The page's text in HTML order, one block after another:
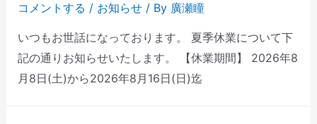
コメントする / お知らせ/ By 廣瀬瞳
いつもお世話になっております。 夏季休業について下
記の通りお知らせいたします。 【休業期間】 2026年8
月8日(土)から2026年8月16日(日)迄